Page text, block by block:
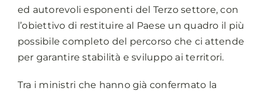
ed autorevoli esponenti del Terzo settore, con
l’obiettivo di restituire al Paese un quadro il più
possibile completo del percorso che ci attende
per garantire stabilità e sviluppo ai territori.
Tra i ministri che hanno già confermato la